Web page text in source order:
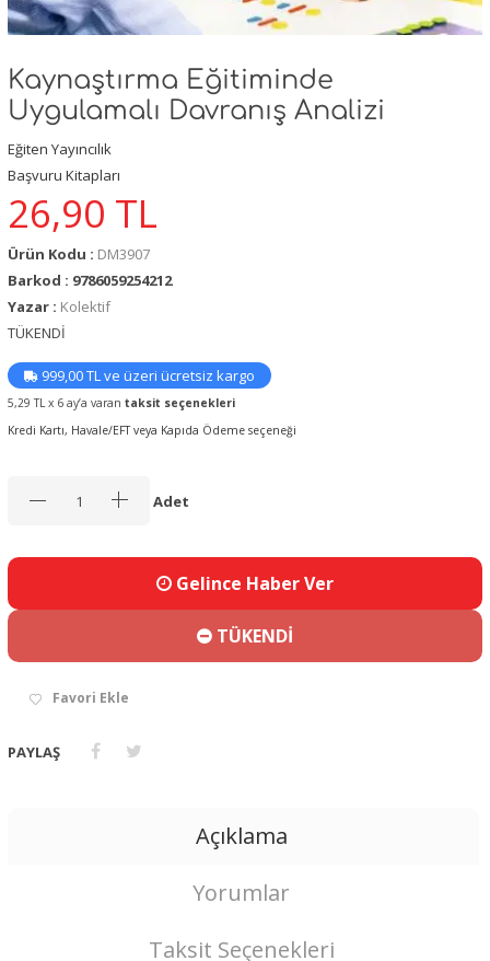
Kaynaştırma Eğitiminde
Uygulamalı Davranış Analizi
Eğiten Yayıncılık
Başvuru Kitapları
26,90 TL
Ürün Kodu : DM3907
Barkod : 9786059254212
Yazar : Kolektif
TÜKENDİ
999,00 TL ve üzeri ücretsiz kargo
5,29 TL x 6 ay’a varan taksit seçenekleri
Kredi Kartı, Havale/EFT veya Kapıda Ödeme seçeneği
Adet
Gelince Haber Ver
TÜKENDİ
Favori Ekle
PAYLAŞ
Açıklama
Yorumlar
Taksit Seçenekleri